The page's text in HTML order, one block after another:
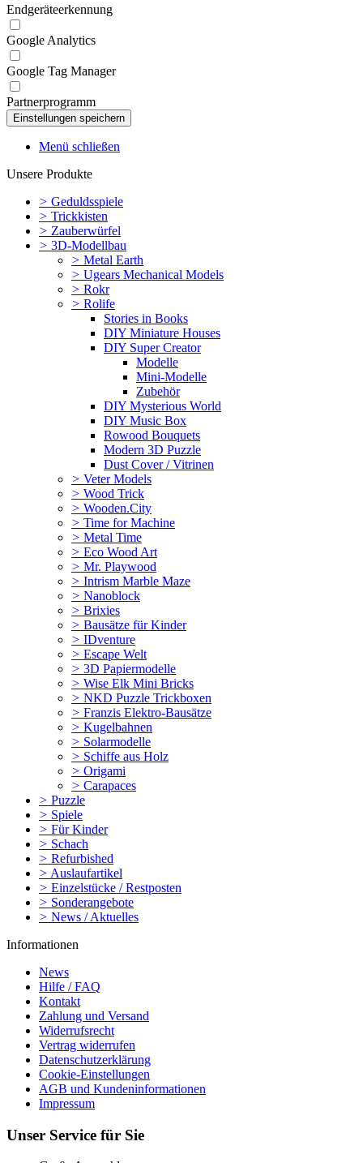
Endgeräteerkennung
Google Analytics
Google Tag Manager
Partnerprogramm
Menü schließen
Unsere Produkte
> Geduldsspiele
> Trickkisten
> Zauberwürfel
> 3D-Modellbau
> Metal Earth
> Ugears Mechanical Models
> Rokr
> Rolife
Stories in Books
DIY Miniature Houses
DIY Super Creator
Modelle
Mini-Modelle
Zubehör
DIY Mysterious World
DIY Music Box
Rowood Bouquets
Modern 3D Puzzle
Dust Cover / Vitrinen
> Veter Models
> Wood Trick
> Wooden.City
> Time for Machine
> Metal Time
> Eco Wood Art
> Mr. Playwood
> Intrism Marble Maze
> Nanoblock
> Brixies
> Bausätze für Kinder
> IDventure
> Escape Welt
> 3D Papiermodelle
> Wise Elk Mini Bricks
> NKD Puzzle Trickboxen
> Franzis Elektro-Bausätze
> Kugelbahnen
> Solarmodelle
> Schiffe aus Holz
> Origami
> Carapaces
> Puzzle
> Spiele
> Für Kinder
> Schach
> Refurbished
> Auslaufartikel
> Einzelstücke / Restposten
> Sonderangebote
> News / Aktuelles
Informationen
News
Hilfe / FAQ
Kontakt
Zahlung und Versand
Widerrufsrecht
Vertrag widerrufen
Datenschutzerklärung
Cookie-Einstellungen
AGB und Kundeninformationen
Impressum
Unser Service für Sie